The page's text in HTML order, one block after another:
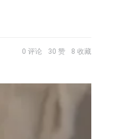
0 评论 30 赞 8 收藏